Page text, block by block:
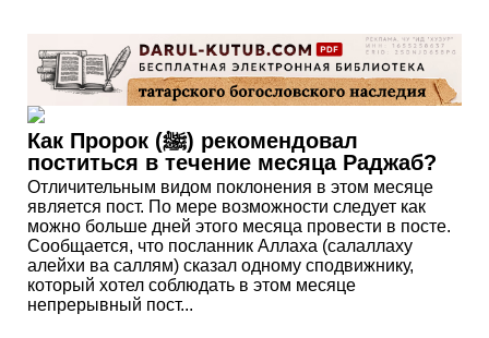
Как Пророк (ﷺ) рекомендовал
поститься в течение месяца Раджаб?
Отличительным видом поклонения в этом месяце
является пост. По мере возможности следует как
можно больше дней этого месяца провести в посте.
Сообщается, что посланник Аллаха (салаллаху
алейхи ва саллям) сказал одному сподвижнику,
который хотел соблюдать в этом месяце
непрерывный пост...